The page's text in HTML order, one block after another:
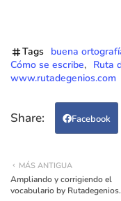
Tags buena
Cómo se escribe
Ruta
www.rutadegenios.com
Facebook
MÁS ANTIGUA
Ampliando y corrigiendo el
vocabulario by